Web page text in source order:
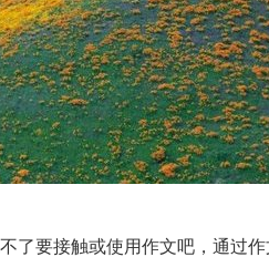
了要接触或使用作文吧，通过